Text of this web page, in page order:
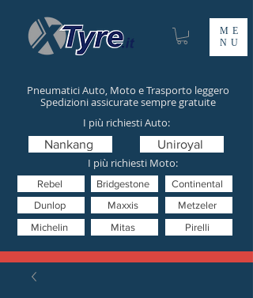
ME
NU
Pneumatici Auto, Moto e Trasporto leggero
Spedizioni assicurate sempre gratuite
I più richiesti Moto:
Mitas
Nankang
Pirelli
Uniroyal
Metzeler
Dunlop
Bridgestone Continental
Michelin
Rebel
I più richiesti Auto:
Maxxis